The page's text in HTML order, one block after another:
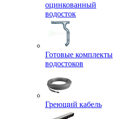
оцинкованный
водосток
Готовые комплекты
водостоков
Греющий кабель